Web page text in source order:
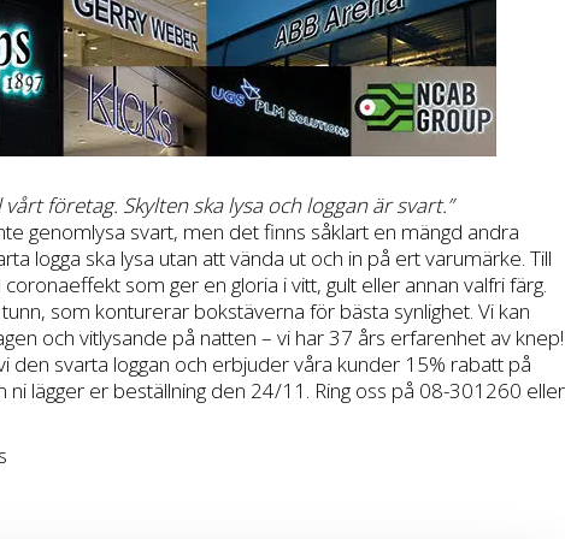
företag. Skylten ska lysa och loggan är svart.”
genomlysa svart, men det finns såklart en mängd andra
logga ska lysa utan att vända ut och in på ert varumärke. Till
som ger en gloria i vitt, gult eller annan valfri färg.
som konturerar bokstäverna för bästa synlighet. Vi kan
och vitlysande på natten – vi har 37 års erfarenhet av knep!
den svarta loggan och erbjuder våra kunder 15% rabatt på
ni lägger er beställning den 24/11. Ring oss på 08-301260 eller